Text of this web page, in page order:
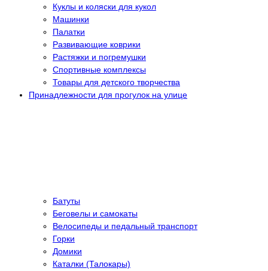
Куклы и коляски для кукол
Машинки
Палатки
Развивающие коврики
Растяжки и погремушки
Спортивные комплексы
Товары для детского творчества
Принадлежности для прогулок на улице
Батуты
Беговелы и самокаты
Велосипеды и педальный транспорт
Горки
Домики
Каталки (Талокары)